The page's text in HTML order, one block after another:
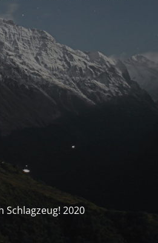
Schlagzeug! 2020